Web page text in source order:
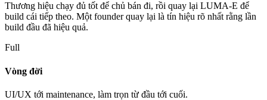
Thương hiệu chạy đủ tốt để chủ bán đi, rồi quay lại LUMA-E để
build cái tiếp theo. Một founder quay lại là tín hiệu rõ nhất rằng lần
build đầu đã hiệu quả.
Full
Vòng đời
UI/UX tới maintenance, làm trọn từ đầu tới cuối.